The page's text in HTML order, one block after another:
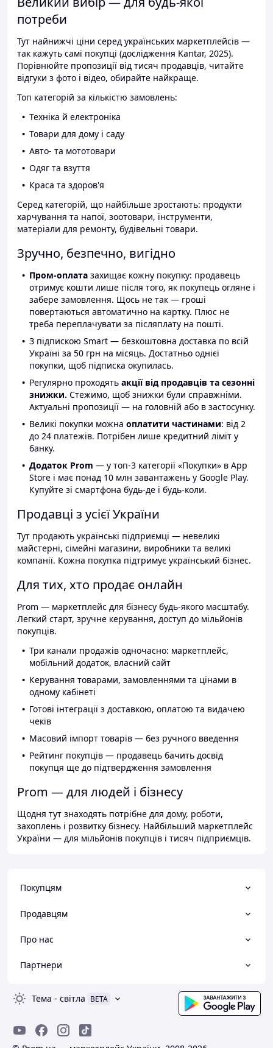
потреби
Тут найнижчі ціни серед українських маркетплейсів —
так кажуть самі покупці (дослідження Kantar, 2025).
Порівнюйте пропозиції від тисяч продавців, читайте
відгуки з фото і відео, обирайте найкраще.
Топ категорій за кількістю замовлень:
Техніка й електроніка
Товари для дому і саду
Авто- та мототовари
Одяг та взуття
Краса та здоров'я
Серед категорій, що найбільше зростають: продукти
харчування та напої, зоотовари, інструменти,
матеріали для ремонту, будівельні товари.
Зручно, безпечно, вигідно
Пром-оплата захищає кожну покупку: продавець
отримує кошти лише після того, як покупець огляне і
забере замовлення. Щось не так — гроші
повертаються автоматично на картку. Плюс не
треба переплачувати за післяплату на пошті.
З підпискою Smart — безкоштовна доставка по всій
Україні за 50 грн на місяць. Достатньо однієї
покупки, щоб підписка окупилась.
Регулярно проходять акції від продавців та сезонні
знижки. Стежимо, щоб знижки були справжніми.
Актуальні пропозиції — на головній або в застосунку.
Великі покупки можна оплатити частинами: від 2
до 24 платежів. Потрібен лише кредитний ліміт у
банку.
Додаток Prom — у топ-3 категорії «Покупки» в App
Store і має понад 10 млн завантажень у Google Play.
Купуйте зі смартфона будь-де і будь-коли.
Продавці з усієї України
Тут продають українські підприємці — невеликі
майстерні, сімейні магазини, виробники та великі
компанії. Кожна покупка підтримує український бізнес.
Для тих, хто продає онлайн
Prom — маркетплейс для бізнесу будь-якого масштабу.
Легкий старт, зручне керування, доступ до мільйонів
покупців.
Три канали продажів одночасно: маркетплейс,
мобільний додаток, власний сайт
Керування товарами, замовленнями та цінами в
одному кабінеті
Готові інтеграції з доставкою, оплатою та видачею
чеків
Масовий імпорт товарів — без ручного введення
Рейтинг покупців — продавець бачить досвід
покупця ще до підтвердження замовлення
Prom — для людей і бізнесу
Щодня тут знаходять потрібне для дому, роботи,
захоплень і розвитку бізнесу. Найбільший маркетплейс
України — для мільйонів покупців і тисяч підприємців.
Покупцям
Продавцям
Про нас
Партнери
Тема - світла BETA